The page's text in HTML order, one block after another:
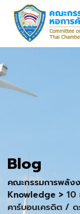
content
Blog
คณะกรรมการพลัง
Knowledge > 10
คาร์บอนเครดิต /